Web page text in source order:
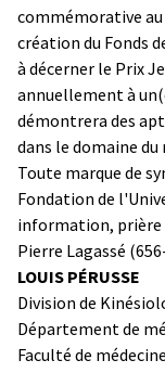
commémorative au
création du Fonds
à décerner le Prix
annuellement à
démontrera des
dans le domaine
Toute marque de
Fondation de
information, prière
Pierre Lagassé
LOUIS PÉRUSSE
Division de
Département de
Faculté de médecine